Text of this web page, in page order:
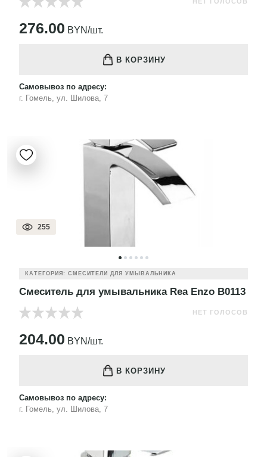
276.00 BYN/шт.
В КОРЗИНУ
Самовывоз по адресу:
г. Гомель, ул. Шилова, 7
255
КАТЕГОРИЯ: СМЕСИТЕЛИ ДЛЯ УМЫВАЛЬНИКА
Смеситель для умывальника Rea Enzo B0113
НЕТ ГОЛОСОВ
204.00 BYN/шт.
В КОРЗИНУ
Самовывоз по адресу:
г. Гомель, ул. Шилова, 7